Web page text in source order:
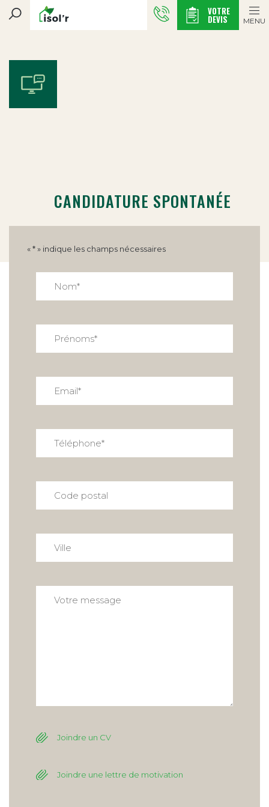
VOTRE
DEVIS MENU
CANDIDATURE SPONTANÉE
«*» indique les champs nécessaires
Joindre un CV
Joindre une lettre de motivation